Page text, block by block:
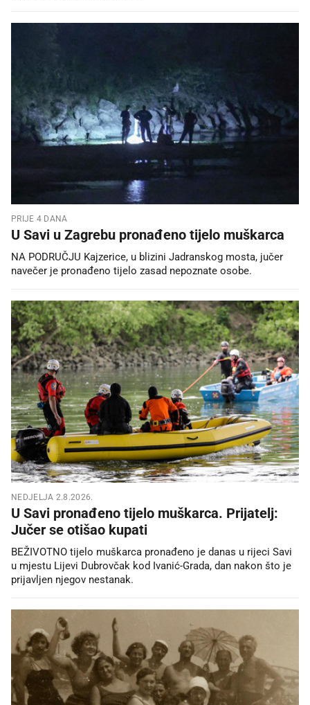
PRIJE 4 DANA
U Savi u Zagrebu pronađeno tijelo muškarca
NA PODRUČJU Kajzerice, u blizini Jadranskog mosta, jučer
navečer je pronađeno tijelo zasad nepoznate osobe.
NEDJELJA 2.8.2026.
U Savi pronađeno tijelo muškarca. Prijatelj:
Jučer se otišao kupati
BEŽIVOTNO tijelo muškarca pronađeno je danas u rijeci Savi
u mjestu Lijevi Dubrovčak kod Ivanić-Grada, dan nakon što je
prijavljen njegov nestanak.